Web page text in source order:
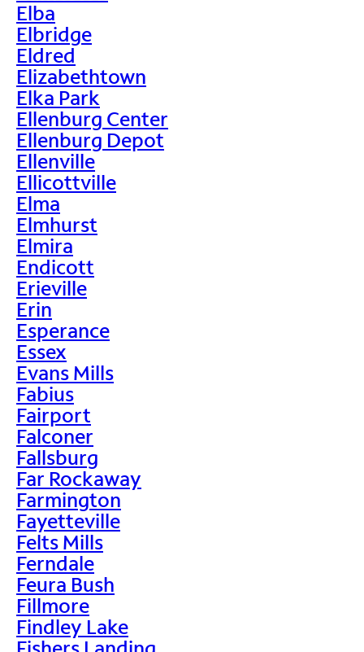
Elba
Elbridge
Eldred
Elizabethtown
Elka Park
Ellenburg Center
Ellenburg Depot
Ellenville
Ellicottville
Elma
Elmhurst
Elmira
Endicott
Erieville
Erin
Esperance
Essex
Evans Mills
Fabius
Fairport
Falconer
Fallsburg
Far Rockaway
Farmington
Fayetteville
Felts Mills
Ferndale
Feura Bush
Fillmore
Findley Lake